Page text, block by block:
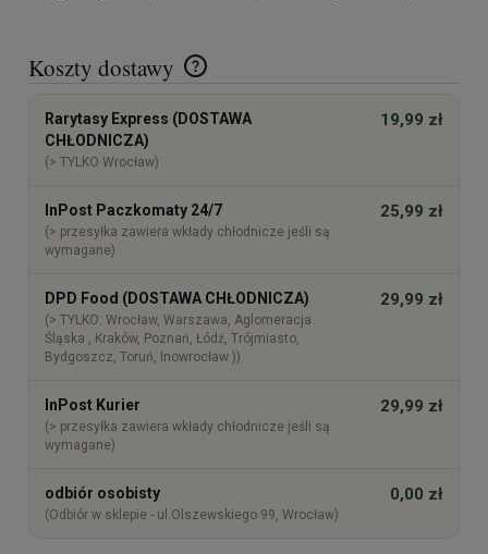
Koszty dostawy
Cena nie zawiera ewentualnych kosztów płatności
Rarytasy Express (DOSTAWA
CHŁODNICZA)
(> TYLKO Wrocław)
19,99 zł
InPost Paczkomaty 24/7
(> przesyłka zawiera wkłady chłodnicze jeśli są
wymagane)
25,99 zł
DPD Food (DOSTAWA CHŁODNICZA)
(> TYLKO: Wrocław, Warszawa, Aglomeracja
Śląska , Kraków, Poznań, Łódź, Trójmiasto,
Bydgoszcz, Toruń, Inowrocław ))
29,99 zł
InPost Kurier
(> przesyłka zawiera wkłady chłodnicze jeśli są
wymagane)
29,99 zł
odbiór osobisty
(Odbiór w sklepie - ul.Olszewskiego 99, Wrocław)
0,00 zł